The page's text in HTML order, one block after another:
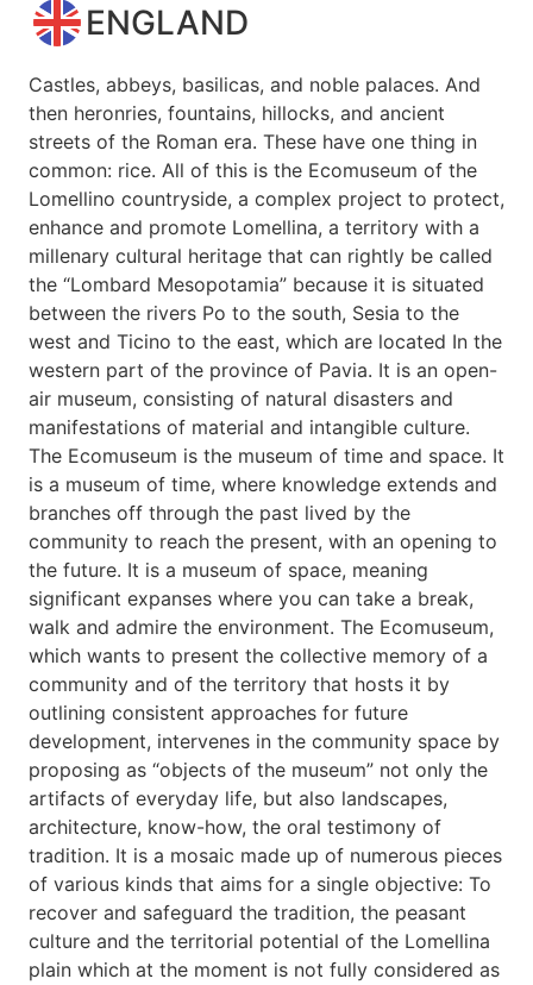
ENGLAND
Castles, abbeys, basilicas, and noble palaces. And
then heronries, fountains, hillocks, and ancient
streets of the Roman era. These have one thing in
common: rice. All of this is the Ecomuseum of the
Lomellino countryside, a complex project to protect,
enhance and promote Lomellina, a territory with a
millenary cultural heritage that can rightly be called
the “Lombard Mesopotamia” because it is situated
between the rivers Po to the south, Sesia to the
west and Ticino to the east, which are located In the
western part of the province of Pavia. It is an open-
air museum, consisting of natural disasters and
manifestations of material and intangible culture.
The Ecomuseum is the museum of time and space. It
is a museum of time, where knowledge extends and
branches off through the past lived by the
community to reach the present, with an opening to
the future. It is a museum of space, meaning
significant expanses where you can take a break,
walk and admire the environment. The Ecomuseum,
which wants to present the collective memory of a
community and of the territory that hosts it by
outlining consistent approaches for future
development, intervenes in the community space by
proposing as “objects of the museum” not only the
artifacts of everyday life, but also landscapes,
architecture, know-how, the oral testimony of
tradition. It is a mosaic made up of numerous pieces
of various kinds that aims for a single objective: To
recover and safeguard the tradition, the peasant
culture and the territorial potential of the Lomellina
plain which at the moment is not fully considered as